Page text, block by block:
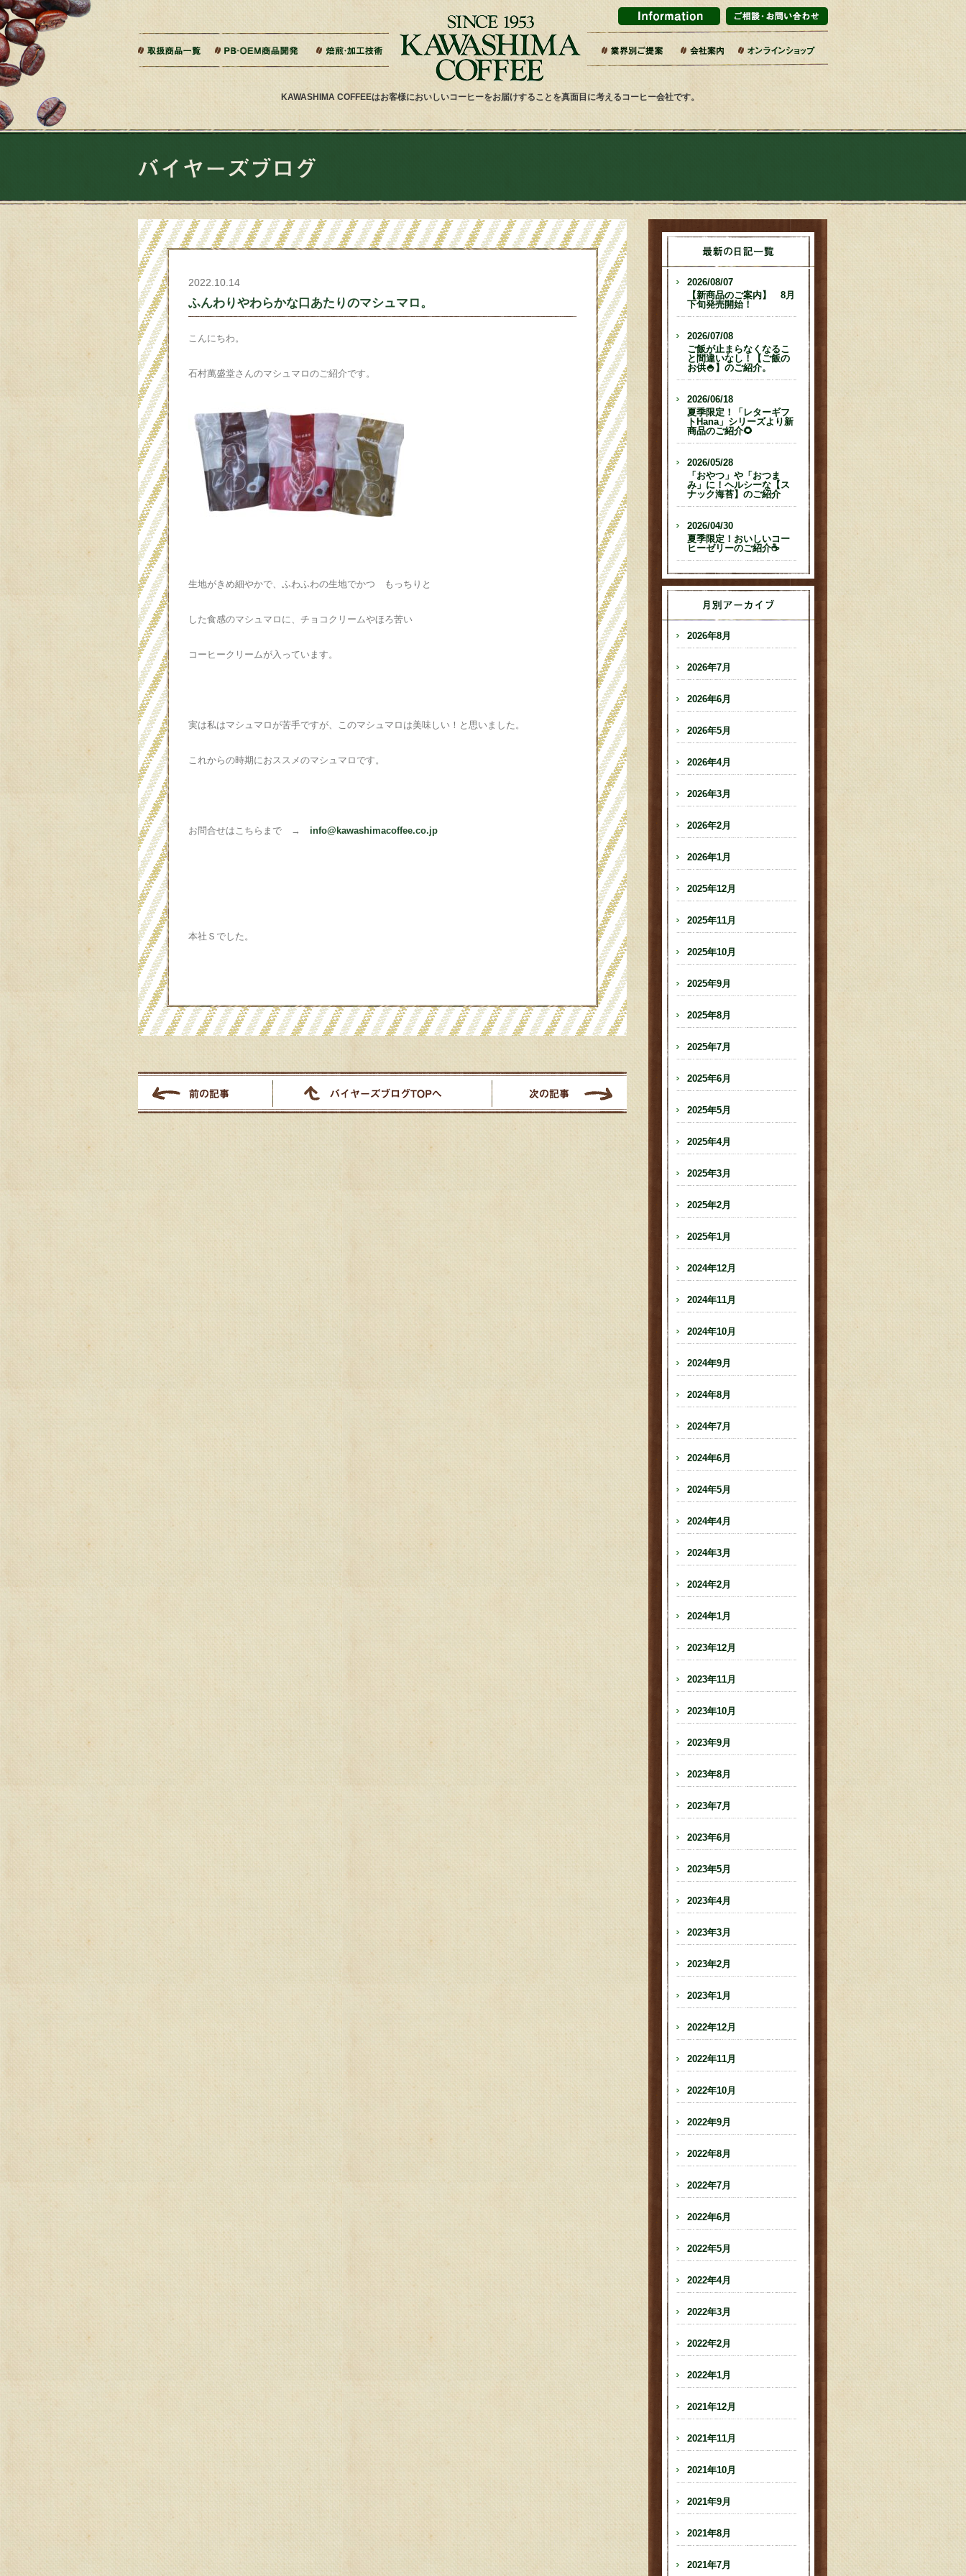
KAWASHIMA COFFEEはお客様においしいコーヒーをお届けすることを真面目に考えるコーヒー会社です。
ご相談から製造までの流れ
よくある質問
2022.10.14
ふんわりやわらかな口あたりのマシュマロ。
こんにちわ。
石村萬盛堂さんのマシュマロのご紹介です。
生地がきめ細やかで、ふわふわの生地でかつ もっちりと
した食感のマシュマロに、チョコクリームやほろ苦い
コーヒークリームが入っています。
実は私はマシュマロが苦手ですが、このマシュマロは美味しい！と思いました。
これからの時期におススメのマシュマロです。
お問合せはこちらまで → info@kawashimacoffee.co.jp
本社Ｓでした。
2026/08/07
【新商品のご案内】 8月
下旬発売開始！
2026/07/08
ご飯が止まらなくなるこ
と間違いなし！【ご飯の
お供🍚】のご紹介。
2026/06/18
夏季限定！「レターギフ
トHana」シリーズより新
商品のご紹介🌻
2026/05/28
「おやつ」や「おつま
み」に！ヘルシーな【ス
ナック海苔】のご紹介
2026/04/30
夏季限定！おいしいコー
ヒーゼリーのご紹介☕
2026年8月
2026年7月
2026年6月
2026年5月
2026年4月
2026年3月
2026年2月
2026年1月
2025年12月
2025年11月
2025年10月
2025年9月
2025年8月
2025年7月
2025年6月
2025年5月
2025年4月
2025年3月
2025年2月
2025年1月
2024年12月
2024年11月
2024年10月
2024年9月
2024年8月
2024年7月
2024年6月
2024年5月
2024年4月
2024年3月
2024年2月
2024年1月
2023年12月
2023年11月
2023年10月
2023年9月
2023年8月
2023年7月
2023年6月
2023年5月
2023年4月
2023年3月
2023年2月
2023年1月
2022年12月
2022年11月
2022年10月
2022年9月
2022年8月
2022年7月
2022年6月
2022年5月
2022年4月
2022年3月
2022年2月
2022年1月
2021年12月
2021年11月
2021年10月
2021年9月
2021年8月
2021年7月